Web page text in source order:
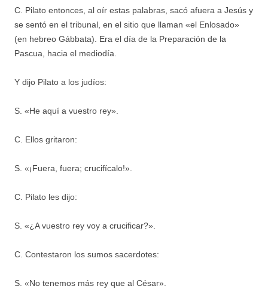
C. Pilato entonces, al oír estas palabras, sacó afuera a Jesús y
se sentó en el tribunal, en el sitio que llaman «el Enlosado»
(en hebreo Gábbata). Era el día de la Preparación de la
Pascua, hacia el mediodía.
Y dijo Pilato a los judíos:
S. «He aquí a vuestro rey».
C. Ellos gritaron:
S. «¡Fuera, fuera; crucifícalo!».
C. Pilato les dijo:
S. «¿A vuestro rey voy a crucificar?».
C. Contestaron los sumos sacerdotes:
S. «No tenemos más rey que al César».